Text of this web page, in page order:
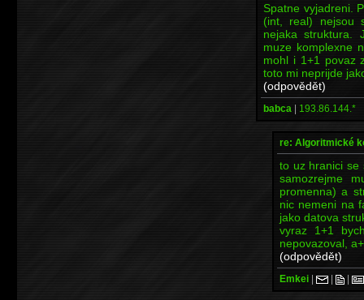
Spatne vyjadreni.
(int, real) nejsou
nejaka struktura.
muze komplexne
mohl i 1+1 povaz
toto mi neprijde
(odpovědět)
babca | 193.86.144.*
re: Algoritmické
to uz hranici se
samozrejme
promenna) a
nic nemeni na
jako datova
vyraz 1+1
nepovazoval,
(odpovědět)
Emkei | | |